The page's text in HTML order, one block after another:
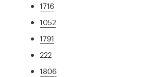
1716
1052
1791
222
1806